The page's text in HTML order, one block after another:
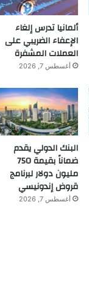
ألمانيا تدرس إلغاء
الإعفاء الضريبي على
العملات المشفرة
أغسطس 7, 2026
البنك الدولي يقدم
ضماناً بقيمة 750
مليون دولار لبرنامج
قروض إندونيسي
أغسطس 7, 2026